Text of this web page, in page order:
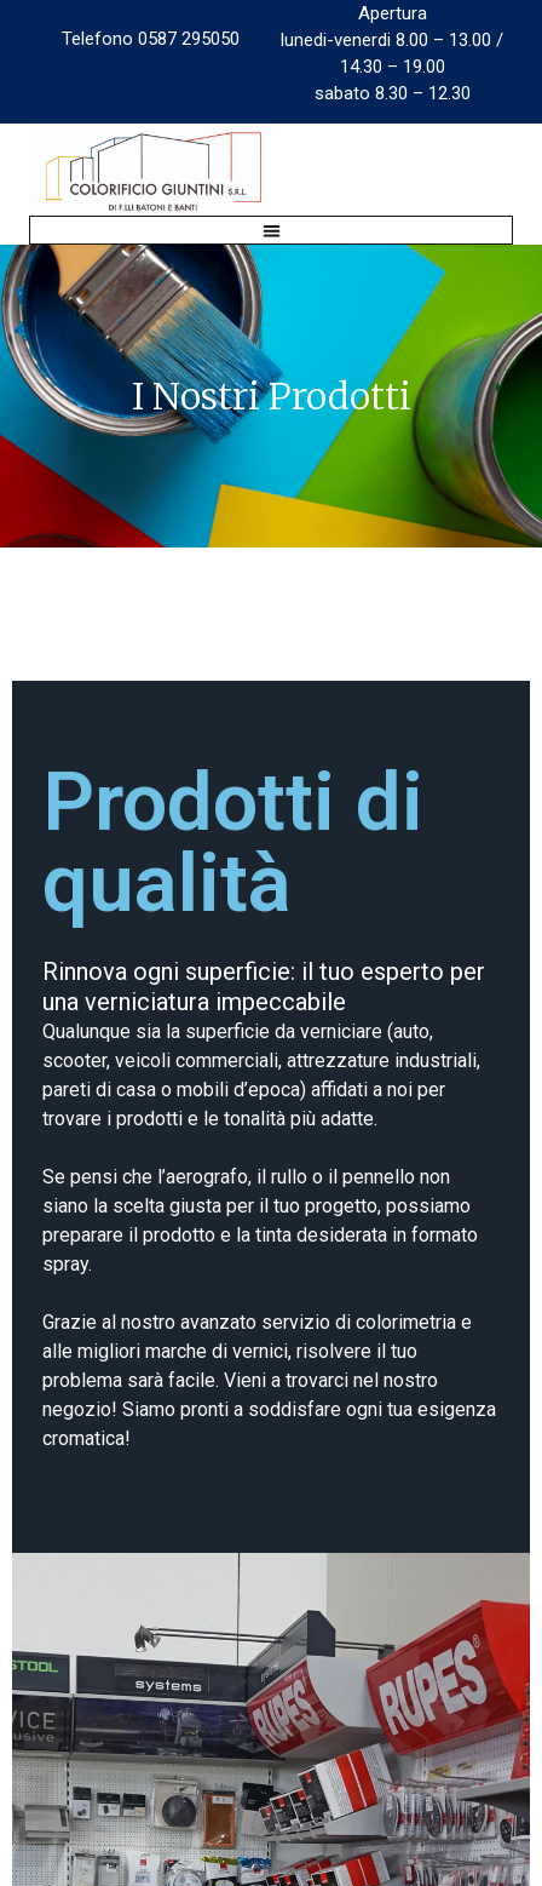
Telefono 0587 295050
Apertura
lunedi-venerdi 8.00 – 13.00 /
14.30 – 19.00
sabato 8.30 – 12.30
I Nostri Prodotti
Prodotti di
qualità
Rinnova ogni superficie: il tuo esperto per
una verniciatura impeccabile
Qualunque sia la superficie da verniciare (auto,
scooter, veicoli commerciali, attrezzature industriali,
pareti di casa o mobili d’epoca) affidati a noi per
trovare i prodotti e le tonalità più adatte.
Se pensi che l’aerografo, il rullo o il pennello non
siano la scelta giusta per il tuo progetto, possiamo
preparare il prodotto e la tinta desiderata in formato
spray.
Grazie al nostro avanzato servizio di colorimetria e
alle migliori marche di vernici, risolvere il tuo
problema sarà facile. Vieni a trovarci nel nostro
negozio! Siamo pronti a soddisfare ogni tua esigenza
cromatica!